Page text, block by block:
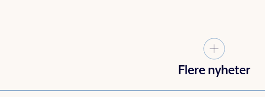
Flere nyheter